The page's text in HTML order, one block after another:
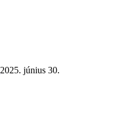
2025. június 30.